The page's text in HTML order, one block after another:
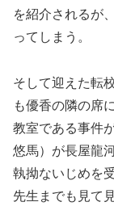
を紹介されるが
ってしまう。
そして迎えた転
も優香の隣の席
教室である事件
悠馬）が長屋龍
執拗ないじめを
先生までも見て